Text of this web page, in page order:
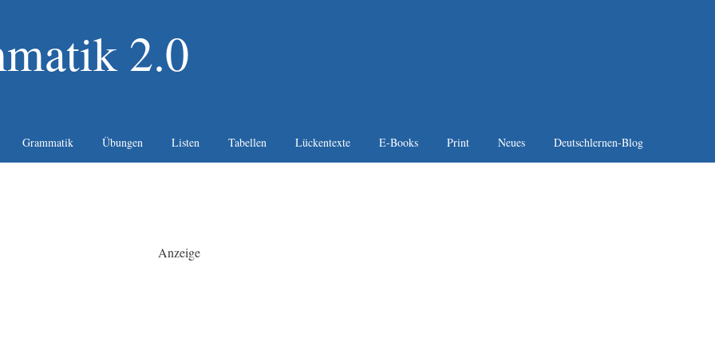
2.0
Grammatik Übungen Listen Tabellen Lückentexte E-Books Print Neues Deutschlernen-Blog
Anzeige